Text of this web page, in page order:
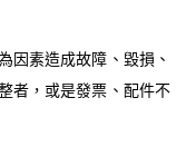
因素造成故障、毀損、
者，或是發票、配件不